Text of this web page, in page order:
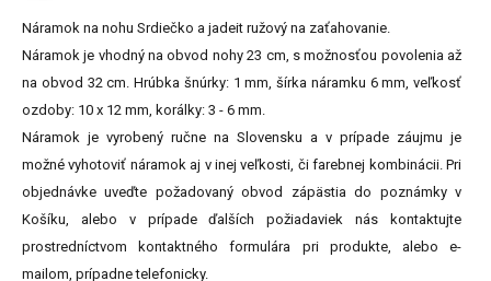
Náramok na nohu Srdiečko a jadeit ružový na zaťahovanie.
Náramok je vhodný na obvod nohy 23 cm, s možnosťou povolenia až
na obvod 32 cm. Hrúbka šnúrky: 1 mm, šírka náramku 6 mm, veľkosť
ozdoby: 10 x 12 mm, korálky: 3 - 6 mm.
Náramok je vyrobený ručne na Slovensku a v prípade záujmu je
možné vyhotoviť náramok aj v inej veľkosti, či farebnej kombinácii. Pri
objednávke uveďte požadovaný obvod zápästia do poznámky v
Košíku, alebo v prípade ďalších požiadaviek nás kontaktujte
prostredníctvom kontaktného formulára pri produkte, alebo e-
mailom, prípadne telefonicky.